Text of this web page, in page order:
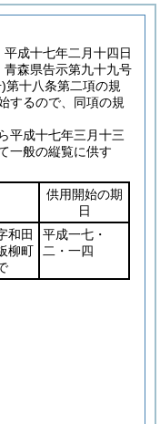
平成十七年二月十四日
青森県告示第九十九号
第十八条第二項の規
するので、同項の規
平成十七年三月十三
一般の縦覧に供す
供用開始の期
日
和田
柳町
平成一七・
二・一四